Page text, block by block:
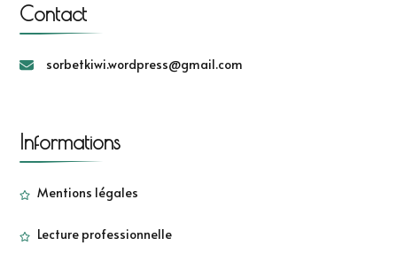
Contact
sorbetkiwi.wordpress@gmail.com
Informations
Mentions légales
Lecture professionnelle